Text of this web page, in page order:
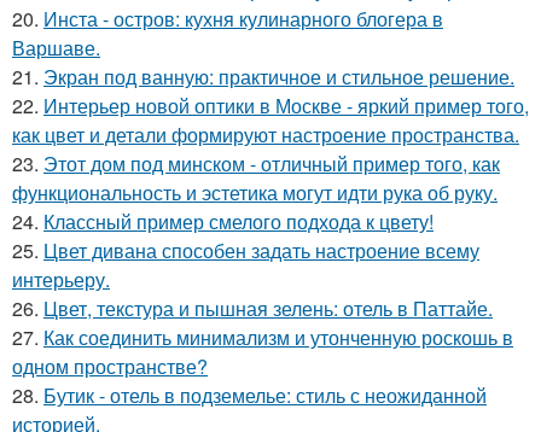
20. Инста - остров: кухня кулинарного блогера в
Варшаве.
21. Экран под ванную: практичное и стильное решение.
22. Интерьер новой оптики в Москве - яркий пример того,
как цвет и детали формируют настроение пространства.
23. Этот дом под минском - отличный пример того, как
функциональность и эстетика могут идти рука об руку.
24. Классный пример смелого подхода к цвету!
25. Цвет дивана способен задать настроение всему
интерьеру.
26. Цвет, текстура и пышная зелень: отель в Паттайе.
27. Как соединить минимализм и утонченную роскошь в
одном пространстве?
28. Бутик - отель в подземелье: стиль с неожиданной
историей.